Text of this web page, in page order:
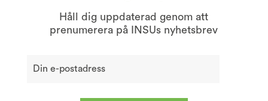
Håll dig uppdaterad genom att
prenumerera på INSUs nyhetsbrev